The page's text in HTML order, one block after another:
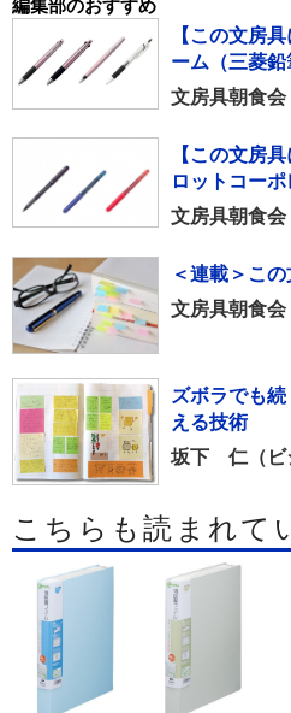
編集部のおすすめ
【この文房
ーム（三菱鉛
文房具朝食
【この文房
ロットコーポ
文房具朝食会
＜連載＞こ
文房具朝食会
ズボラでも
える技術
坂下 仁（ビ
こちらも読まれて